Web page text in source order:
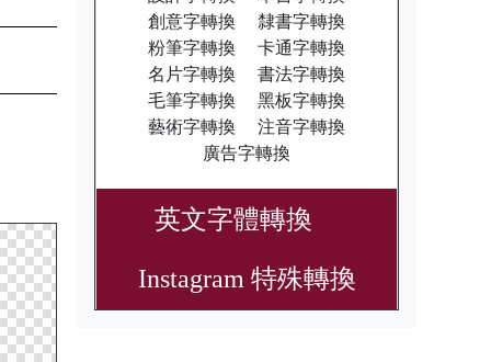
創意字轉換
隸書字轉換
粉筆字轉換
卡通字轉換
名片字轉換
書法字轉換
毛筆字轉換
黑板字轉換
藝術字轉換
注音字轉換
廣告字轉換
英文字體轉換
Instagram 特殊轉換